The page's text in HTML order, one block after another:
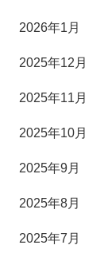
2026年1月
2025年12月
2025年11月
2025年10月
2025年9月
2025年8月
2025年7月